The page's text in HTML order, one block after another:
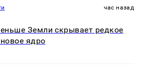
час назад
Земли скрывает редкое
ядро